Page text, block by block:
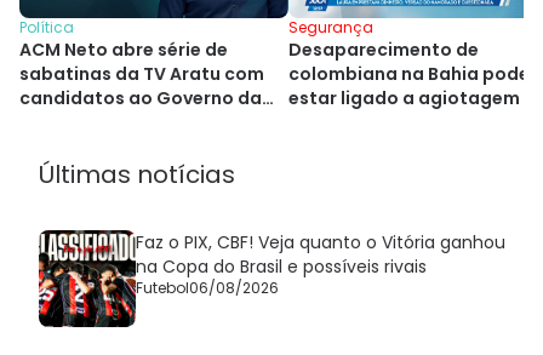
Política
ACM Neto abre série de
sabatinas da TV Aratu com
candidatos ao Governo da
Segurança
Desaparecimento de
colombiana na Bahia pode
estar ligado a agiotagem
Últimas notícias
Faz o PIX, CBF! Veja quanto o Vitória ganhou
na Copa do Brasil e possíveis rivais
Futebol06/08/2026